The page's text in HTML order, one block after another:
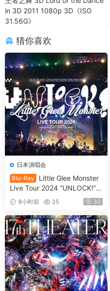
in 3D 2011 1080p 3D《ISO
31.56G》
猜你喜欢
日本演唱会
Blu-Ray
Little Glee Monster
Live Tour 2024 “UNLOCK!”
[2024.07.06] [自购原盘] [BDI
SO 39.8GB]
8小时前 35 30